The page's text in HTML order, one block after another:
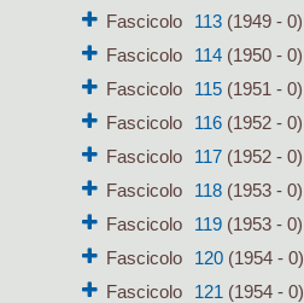
Fascicolo
113(1949 - 0)
Fascicolo
114(1950 - 0)
Fascicolo
115(1951 - 0)
Fascicolo
116(1952 - 0)
Fascicolo
117(1952 - 0)
Fascicolo
118(1953 - 0)
Fascicolo
119(1953 - 0)
Fascicolo
120(1954 - 0)
Fascicolo
121 (1954 - 0)